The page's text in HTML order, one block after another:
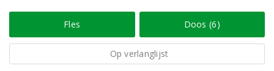
Fles Doos (6)
Op verlanglijst